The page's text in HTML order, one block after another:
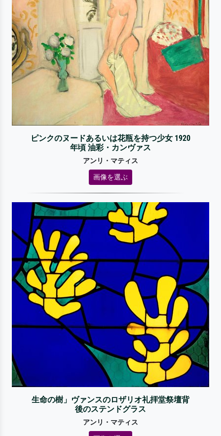
ピンクのヌードあるいは花瓶を持つ少女 1920
年頃 油彩・カンヴァス
アンリ・マティス
画像を選ぶ
生命の樹」ヴァンスのロザリオ礼拝堂祭壇背
後のステンドグラス
アンリ・マティス